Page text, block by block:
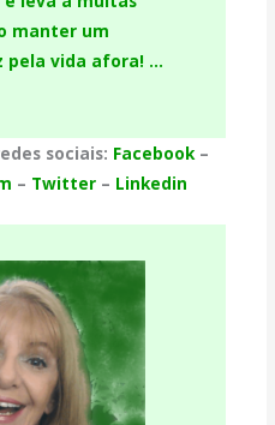
manter um
pela vida afora! …
sociais: Facebook–
– Twitter– Linkedin